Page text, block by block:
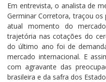
Em entrevista, o analista de
Germinar Corretora, traçou
atual momento do
trajetória nas cotações do
do último ano foi de
mercado internacional. E
com agravante das
brasileira e da safra dos